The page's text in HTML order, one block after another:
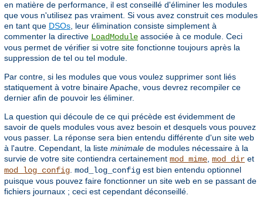
en matière de performance, il est conseillé d'éliminer les modules
que vous n'utilisez pas vraiment. Si vous avez construit ces modules
en tant que DSOs, leur élimination consiste simplement à
commenter la directive LoadModule associée à ce module. Ceci
vous permet de vérifier si votre site fonctionne toujours après la
suppression de tel ou tel module.
Par contre, si les modules que vous voulez supprimer sont liés
statiquement à votre binaire Apache, vous devrez recompiler ce
dernier afin de pouvoir les éliminer.
La question qui découle de ce qui précède est évidemment de
savoir de quels modules vous avez besoin et desquels vous pouvez
vous passer. La réponse sera bien entendu différente d'un site web
à l'autre. Cependant, la liste minimale de modules nécessaire à la
survie de votre site contiendra certainement mod_mime, mod_dir et
mod_log_config. mod_log_config est bien entendu optionnel
puisque vous pouvez faire fonctionner un site web en se passant de
fichiers journaux ; ceci est cependant déconseillé.